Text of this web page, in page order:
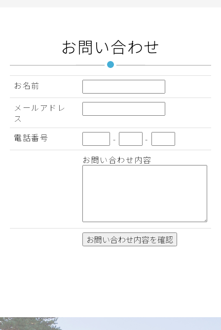
お問い合わせ
お名前
メールアドレ
ス
電話番号
-
-
お問い合わせ内容